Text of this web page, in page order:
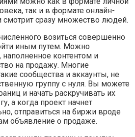
так и в формате онлайн-
смотрит сразу множество людей.
возиться совершенно
иным путем. Можно
контентом и
на продажу. Многие
сообщества и аккаунты, не
группу с нуля. Вы можете
и начать раскручивать их
а когда проект начнет
отправиться на биржи вроде
объявление о продаже.